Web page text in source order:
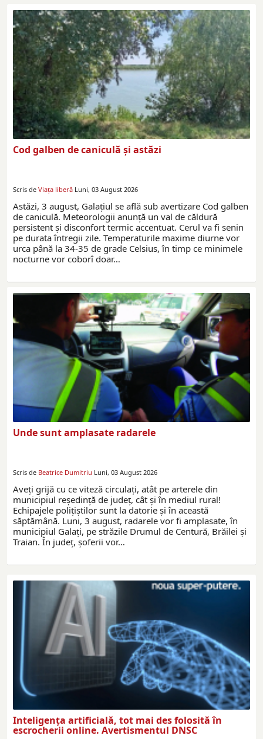
Cod galben de caniculă și astăzi
Scris de Viaţa liberă Luni, 03 August 2026
Astăzi, 3 august, Galațiul se află sub avertizare Cod galben
de caniculă. Meteorologii anunță un val de căldură
persistent și disconfort termic accentuat. Cerul va fi senin
pe durata întregii zile. Temperaturile maxime diurne vor
urca până la 34-35 de grade Celsius, în timp ce minimele
nocturne vor coborî doar…
Unde sunt amplasate radarele
Scris de Beatrice Dumitriu Luni, 03 August 2026
Aveţi grijă cu ce viteză circulaţi, atât pe arterele din
municipiul reşedinţă de judeţ, cât şi în mediul rural!
Echipajele poliţiştilor sunt la datorie și în această
săptămână. Luni, 3 august, radarele vor fi amplasate, în
municipiul Galați, pe străzile Drumul de Centură, Brăilei și
Traian. În județ, șoferii vor…
Inteligența artificială, tot mai des folosită în
escrocherii online. Avertismentul DNSC